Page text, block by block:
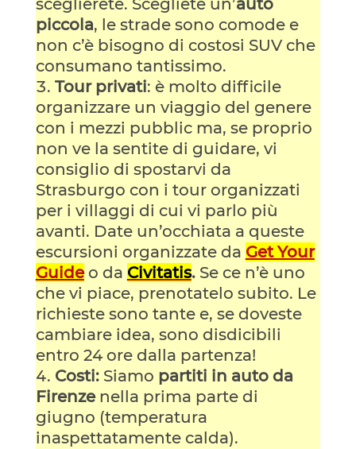
piccola, le strade sono comode e
non c’è bisogno di costosi SUV che
consumano tantissimo.
Tour privati: è molto difficile
organizzare un viaggio del genere
con i mezzi pubblic ma, se proprio
non ve la sentite di guidare, vi
consiglio di spostarvi da
Strasburgo con i tour organizzati
per i villaggi di cui vi parlo più
avanti. Date un’occhiata a queste
escursioni organizzate da Get Your
Guideo da Civitatis. Se ce n’è uno
che vi piace, prenotatelo subito. Le
richieste sono tante e, se doveste
cambiare idea, sono disdicibili
entro 24 ore dalla partenza!
Costi:Siamo partiti in auto da
Firenzenella prima parte di
giugno (temperatura
inaspettatamente calda).